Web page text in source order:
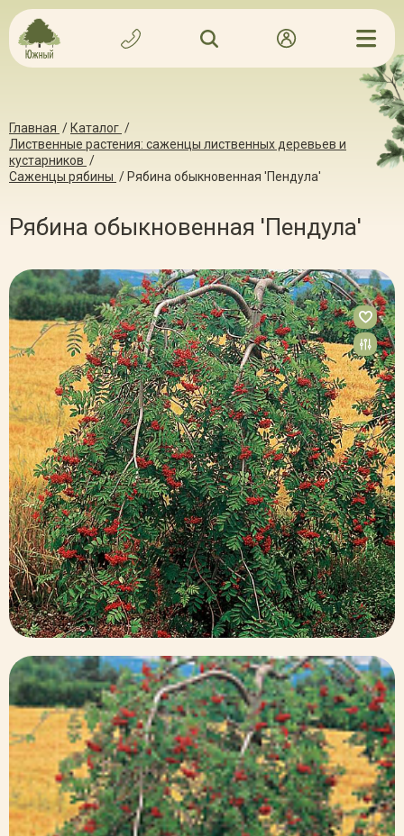
Главная / Каталог /
Лиственные растения: саженцы лиственных деревьев и
кустарников /
Саженцы рябины / Рябина обыкновенная 'Пендула'
Рябина обыкновенная 'Пендула'